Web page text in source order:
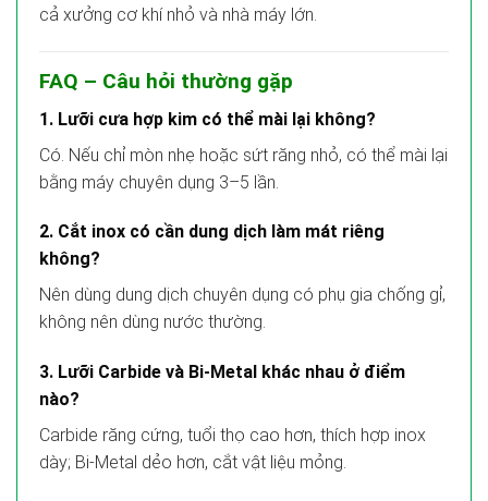
cả xưởng cơ khí nhỏ và nhà máy lớn.
FAQ – Câu hỏi thường gặp
1. Lưỡi cưa hợp kim có thể mài lại không?
Có. Nếu chỉ mòn nhẹ hoặc sứt răng nhỏ, có thể mài lại
bằng máy chuyên dụng 3–5 lần.
2. Cắt inox có cần dung dịch làm mát riêng
không?
Nên dùng dung dịch chuyên dụng có phụ gia chống gỉ,
không nên dùng nước thường.
3. Lưỡi Carbide và Bi-Metal khác nhau ở điểm
nào?
Carbide răng cứng, tuổi thọ cao hơn, thích hợp inox
dày; Bi-Metal dẻo hơn, cắt vật liệu mỏng.